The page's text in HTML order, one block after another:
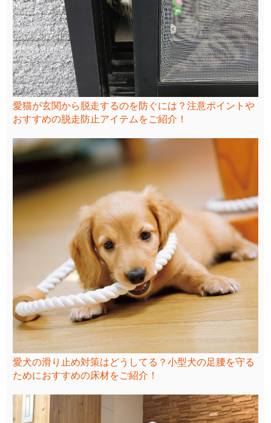
愛猫が玄関から脱走するのを防ぐには？注意ポイントや
おすすめの脱走防止アイテムをご紹介！
愛犬の滑り止め対策はどうしてる？小型犬の足腰を守る
ためにおすすめの床材をご紹介！